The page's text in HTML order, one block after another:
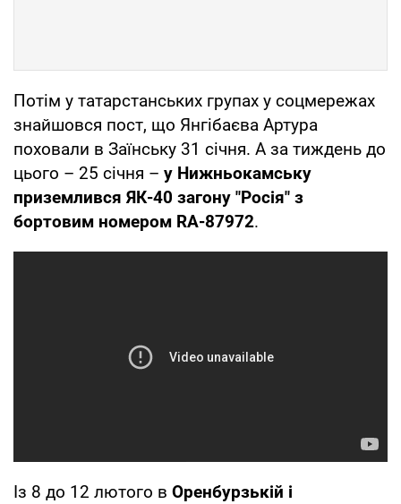
Потім у татарстанських групах у соцмережах
знайшовся пост, що Янгібаєва Артура
поховали в Заїнську 31 січня. А за тиждень до
цього – 25 січня – у Нижньокамську
приземлився ЯК-40 загону "Росія" з
бортовим номером RA-87972.
Із 8 до 12 лютого в Оренбурзькій і